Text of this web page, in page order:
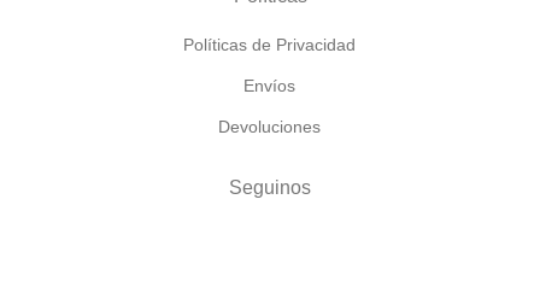
Políticas de Privacidad
Envíos
Devoluciones
Seguinos